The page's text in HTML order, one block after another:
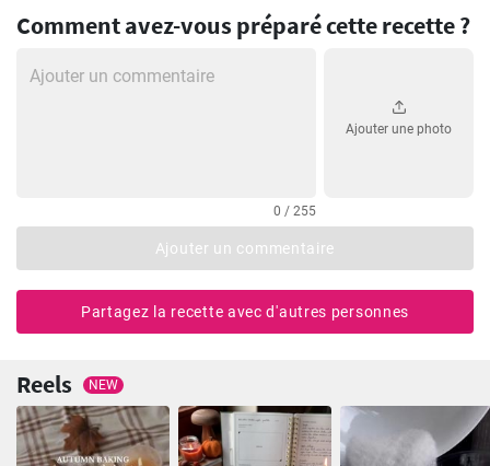
Comment avez-vous préparé cette recette ?
0 / 255
Ajouter une photo
Ajouter un commentaire
Partagez la recette avec d'autres personnes
Reels NEW